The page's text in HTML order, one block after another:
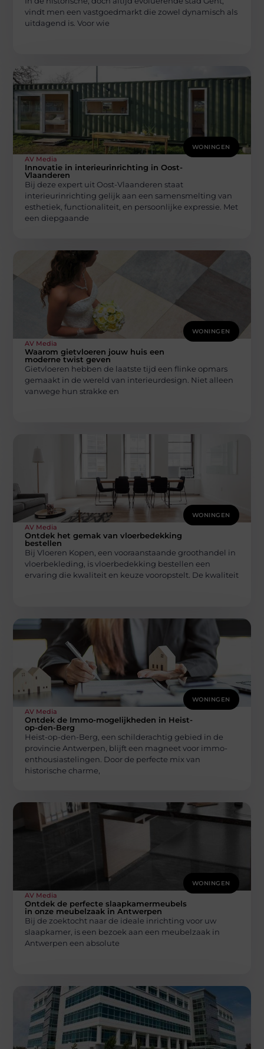
vindt men een vastgoedmarkt die zowel dynamisch als
uitdagend is. Voor wie
WONINGEN
AV Media
Innovatie in interieurinrichting in Oost-
Vlaanderen
Bij deze expert uit Oost-Vlaanderen staat
interieurinrichting gelijk aan een samensmelting van
esthetiek, functionaliteit, en persoonlijke expressie. Met
een diepgaande
WONINGEN
AV Media
Waarom gietvloeren jouw huis een
moderne twist geven
Gietvloeren hebben de laatste tijd een flinke opmars
gemaakt in de wereld van interieurdesign. Niet alleen
vanwege hun strakke en
WONINGEN
AV Media
Ontdek het gemak van vloerbedekking
bestellen
Bij Vloeren Kopen, een vooraanstaande groothandel in
vloerbekleding, is vloerbedekking bestellen een
ervaring die kwaliteit en keuze vooropstelt. De kwaliteit
WONINGEN
AV Media
Ontdek de Immo-mogelijkheden in Heist-
op-den-Berg
Heist-op-den-Berg, een schilderachtig gebied in de
provincie Antwerpen, blijft een magneet voor immo-
enthousiastelingen. Door de perfecte mix van
historische charme,
WONINGEN
AV Media
Ontdek de perfecte slaapkamermeubels
in onze meubelzaak in Antwerpen
Bij de zoektocht naar de ideale inrichting voor uw
slaapkamer, is een bezoek aan een meubelzaak in
Antwerpen een absolute